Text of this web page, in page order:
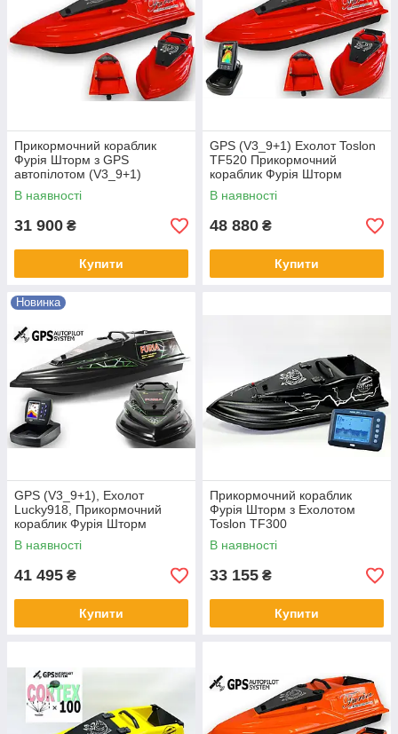
Прикормочний кораблик
Фурія Шторм з GPS
автопілотом (V3_9+1)
Червоний
В наявності
31 900 ₴
Купити
GPS (V3_9+1) Ехолот Toslon
TF520 Прикормочний
кораблик Фурія Шторм
В наявності
48 880 ₴
Купити
Новинка
GPS (V3_9+1), Ехолот
Lucky918, Прикормочний
кораблик Фурія Шторм
В наявності
41 495 ₴
Купити
Прикормочний кораблик
Фурія Шторм з Ехолотом
Toslon TF300
В наявності
33 155 ₴
Купити